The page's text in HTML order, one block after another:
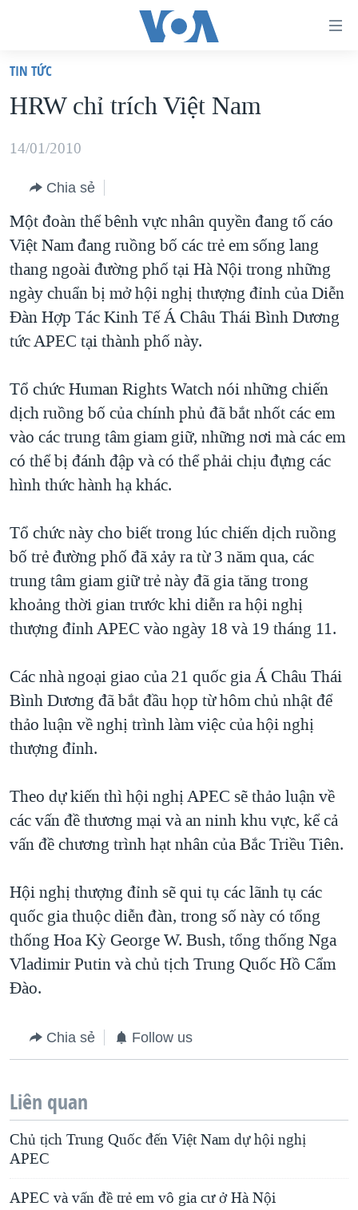
truy
cập
Tới
dung
chính
Tới
điều
hướng
chính
tới
"Tìm"
VIỆT NAM
HOA KỲ
BLOG
DIỄN ĐÀN
MỤC
TỰ DO BÁO CHÍ
VẠCH TRẦN TIN GIẢ
ĐỜI SỐNG
KINH TẾ
KHOA HỌC
SỨC KHOẺ
GIÁO DỤC
CHUYÊN ĐỀ
CHIẾN TRANH THƯƠNG MẠI CỦA MỸ: QUÁ KHỨ VÀ HIỆN
HÀNH TRÌNH BẦU CỬ 2024
MỘT NĂM CHIẾN TRANH TẠI DẢI GAZA
GIẢI MÃ VÀNH ĐAI & CON ĐƯỜNG
NGÀY TỊ NẠN THẾ GIỚI
GROUND ZERO – XƯA VÀ NAY
CHI PHÍ CHIẾN TRANH AFGHANISTAN
CÁC GIÁ TRỊ CỘNG HÒA Ở VIỆT NAM
THƯỢNG ĐỈNH TRUMP-KIM TẠI VIỆT NAM
NGƯ DÂN VIỆT VÀ LÀN SÓNG TRỘM HẢI SÂM
BÊN KIA QUỐC LỘ: TIẾNG VỌNG TỪ NÔNG THÔN MỸ
QUAN HỆ VIỆT MỸ
HỌC TIẾNG ANH
NGHE
MẠNG XÃ HỘI
TIN TỨC
HRW chỉ trích Việt Nam
14/01/2010
Chia sẻ
Một đoàn thể bênh vực nhân quyền đang tố cáo
Việt Nam đang ruồng bố các trẻ em sống lang
thang ngoài đường phố tại Hà Nội trong những
ngày chuẩn bị mở hội nghị thượng đỉnh của Diễn
Đàn Hợp Tác Kinh Tế Á Châu Thái Bình Dương
tức APEC tại thành phố này.
Tổ chức Human Rights Watch nói những chiến
dịch ruồng bố của chính phủ đã bắt nhốt các em
vào các trung tâm giam giữ, những nơi mà các em
có thể bị đánh đập và có thể phải chịu đựng các
hình thức hành hạ khác.
Tổ chức này cho biết trong lúc chiến dịch ruồng
bố trẻ đường phố đã xảy ra từ 3 năm qua, các
trung tâm giam giữ trẻ này đã gia tăng trong
khoảng thời gian trước khi diễn ra hội nghị
thượng đỉnh APEC vào ngày 18 và 19 tháng 11.
Các nhà ngoại giao của 21 quốc gia Á Châu Thái
Bình Dương đã bắt đầu họp từ hôm chủ nhật để
thảo luận về nghị trình làm việc của hội nghị
thượng đỉnh.
Theo dự kiến thì hội nghị APEC sẽ thảo luận về
các vấn đề thương mại và an ninh khu vực, kể cả
vấn đề chương trình hạt nhân của Bắc Triều Tiên.
Hội nghị thượng đỉnh sẽ qui tụ các lãnh tụ các
quốc gia thuộc diễn đàn, trong số này có tổng
thống Hoa Kỳ George W. Bush, tổng thống Nga
Vladimir Putin và chủ tịch Trung Quốc Hồ Cẩm
Đào.
Chia sẻ Follow us
Liên quan
Chủ tịch Trung Quốc đến Việt Nam dự hội nghị
APEC
APEC và vấn đề trẻ em vô gia cư ở Hà Nội